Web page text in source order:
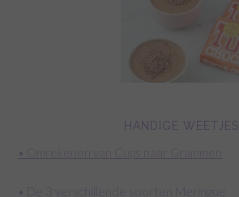
HANDIGE WEETJES
• Omrekenen van Cups naar Grammen
• De 3 verschillende soorten Meringue